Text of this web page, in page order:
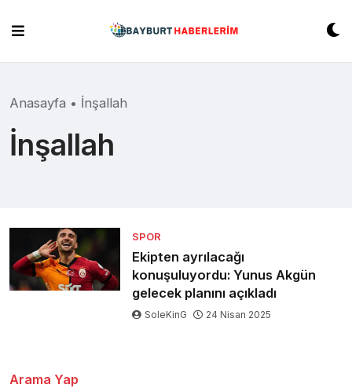
content
Anasayfa • İnşallah
İnşallah
SPOR
Ekipten ayrılacağı
konuşuluyordu: Yunus Akgün
gelecek planını açıkladı
SoleKinG 24 Nisan 2025
Arama Yap